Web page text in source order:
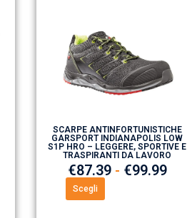
SCARPE ANTINFORTUNISTICHE
GARSPORT INDIANAPOLIS LOW
S1P HRO – LEGGERE, SPORTIVE E
TRASPIRANTI DA LAVORO
€87.39 - €99.99
Scegli